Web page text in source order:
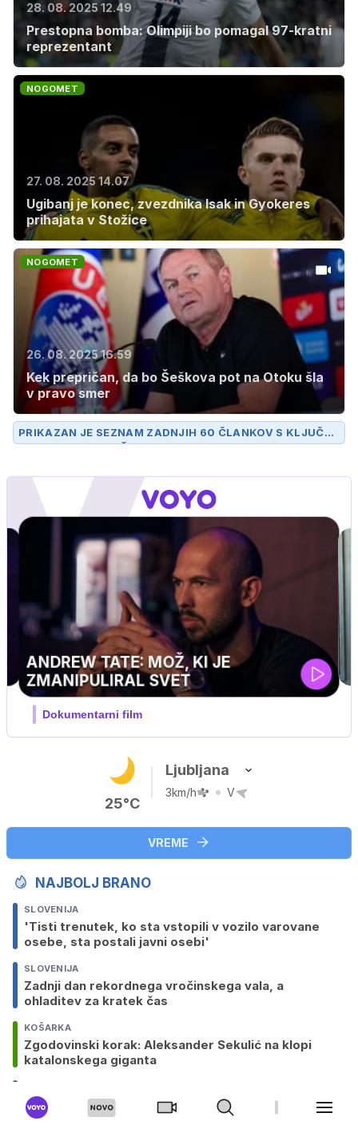
28. 08. 2025 12.49
Prestopna bomba: Olimpiji bo pomagal 97-kratni
reprezentant
NOGOMET
27. 08. 2025 14.07
Ugibanj je konec, zvezdnika Isak in Gyokeres
prihajata v Stožice
NOGOMET
26. 08. 2025 16.59
Kek prepričan, da bo Šeškova pot na Otoku šla
v pravo smer
PRIKAZAN JE SEZNAM ZADNJIH 60 ČLANKOV S KLJUČN
O BESEDOMATJAŽ KEK.
IQ 160
Nova hrvaška serija
25°C
Ljubljana
3km/h V
VREME
NAJBOLJ BRANO
SLOVENIJA
'Tisti trenutek, ko sta vstopili v vozilo varovane
osebe, sta postali javni osebi'
SLOVENIJA
Zadnji dan rekordnega vročinskega vala, a
ohladitev za kratek čas
KOŠARKA
Zgodovinski korak: Aleksander Sekulić na klopi
katalonskega giganta
Vlada razglasila nižjo stopnjo tveganja, krška
nuklearka zmanjšuje moč